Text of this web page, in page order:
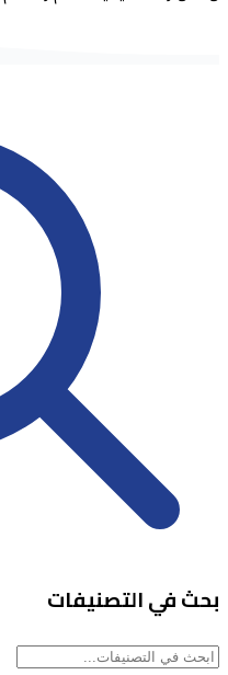
بحث في التصنيفات